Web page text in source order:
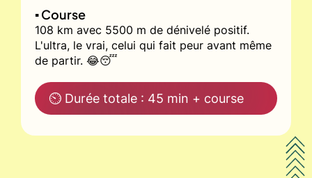
▪️ Course
108 km avec 5500 m de dénivelé positif.
L'ultra, le vrai, celui qui fait peur avant même
de partir. 😂😴
⏲ Durée totale : 45 min + course